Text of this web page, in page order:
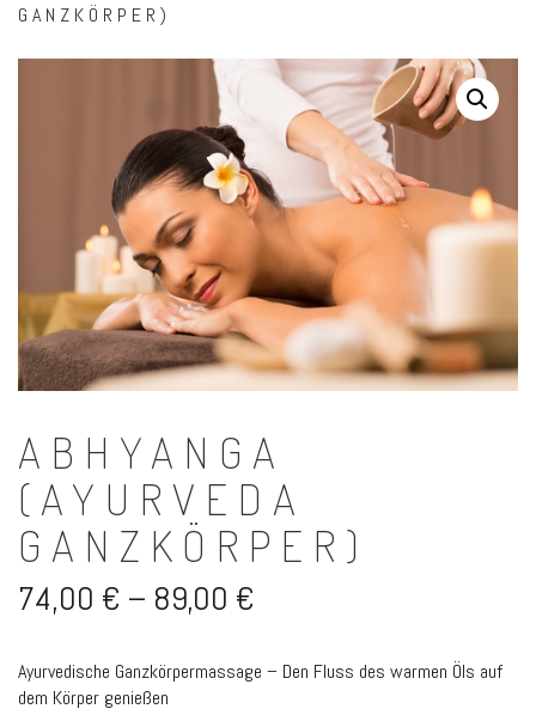
GANZKÖRPER)
ABHYANGA
(AYURVEDA
GANZKÖRPER)
74,00 € – 89,00 €
bis
Ayurvedische Ganzkörpermassage – Den Fluss des warmen Öls auf
dem Körper genießen